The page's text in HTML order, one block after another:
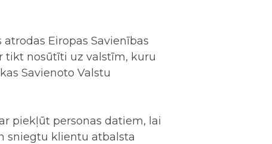
Eiropas Savienības
tikt nosūtīti uz valstīm, kuru
Savienoto Valstu
piekļūt personas datiem, lai
sniegtu klientu atbalsta